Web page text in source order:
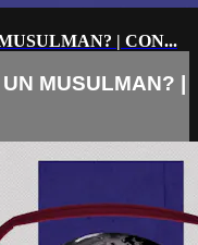
| CON...
MUSULMAN? |